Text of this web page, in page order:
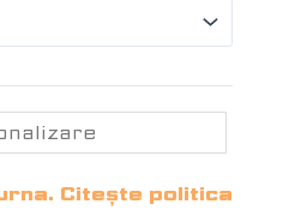
Citește politica